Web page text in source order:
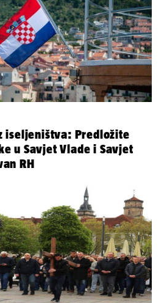
iseljeništva: Predložite
u Savjet Vlade i Savjet
RH